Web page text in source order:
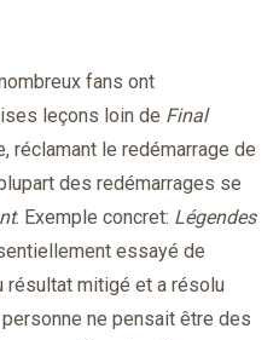
fans ont
leçons loin de Final
réclamant le redémarrage de
des redémarrages se
. Exemple concret: Légendes
essayé de
résultat mitigé et a résolu
ne pensait être des